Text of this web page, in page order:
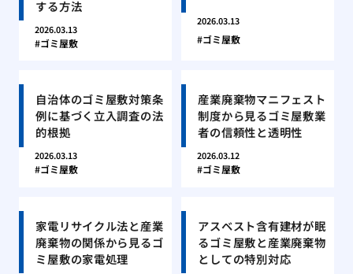
する方法
2026.03.13
ゴミ屋敷
2026.03.13
ゴミ屋敷
自治体のゴミ屋敷対策条
例に基づく立入調査の法
的根拠
2026.03.13
ゴミ屋敷
産業廃棄物マニフェスト
制度から見るゴミ屋敷業
者の信頼性と透明性
2026.03.12
ゴミ屋敷
家電リサイクル法と産業
廃棄物の関係から見るゴ
ミ屋敷の家電処理
アスベスト含有建材が眠
るゴミ屋敷と産業廃棄物
としての特別対応